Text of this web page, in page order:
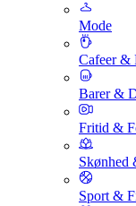
Mode
Cafeer &
Barer &
Fritid &
Skønhed
Sport &